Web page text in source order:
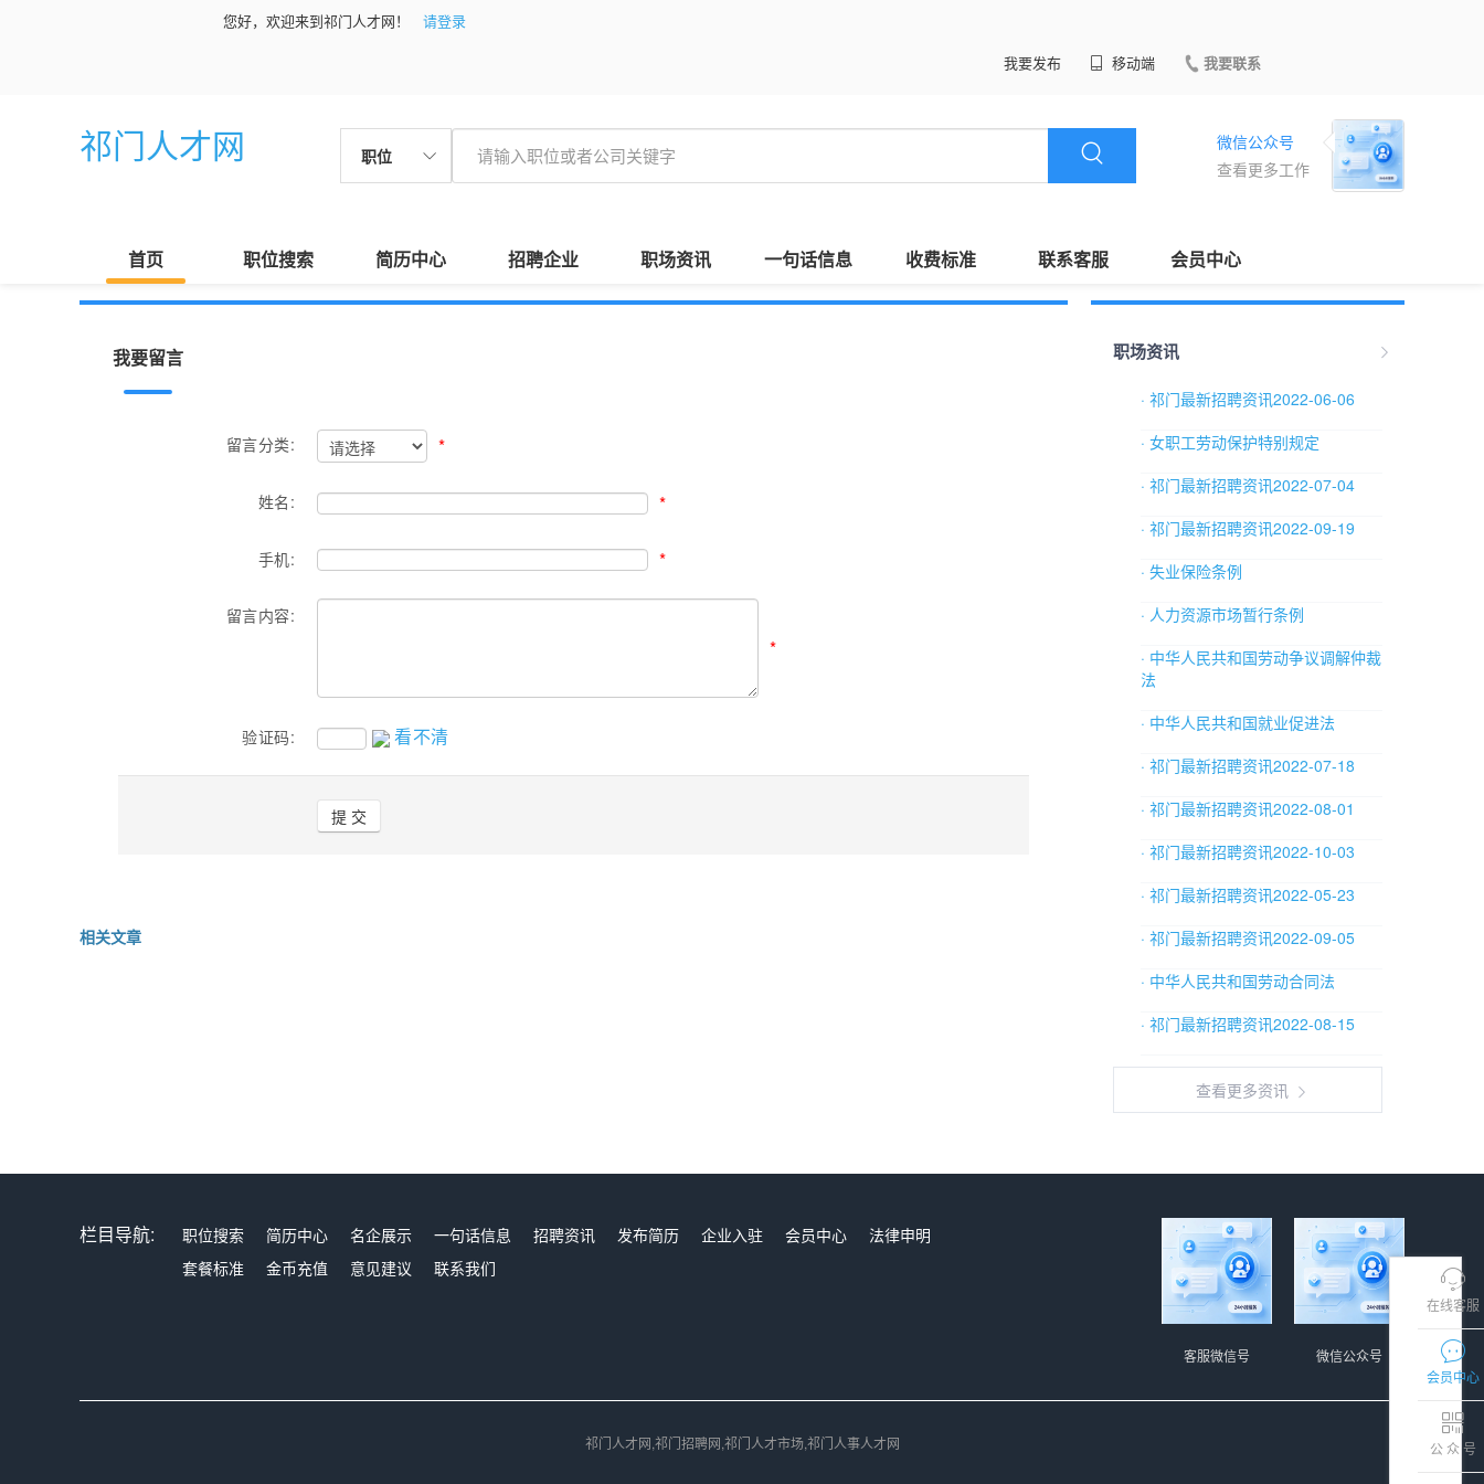
您好，欢迎来到祁门人才网！
请登录
我要发布
移动端 我要联系
祁门人才网 职位
微信公众号
查看更多工作
首页 职位搜索 简历中心 招聘企业 职场资讯 一句话信息 收费标准 联系客服 会员中心
在线客服
会员中心
公 众 号
我要留言
留言分类: *
姓名: *
手机: *
留言内容:
*
验证码: 看不清
相关文章
职场资讯
· 祁门最新招聘资讯2022-06-06
· 女职工劳动保护特别规定
· 祁门最新招聘资讯2022-07-04
· 祁门最新招聘资讯2022-09-19
· 失业保险条例
· 人力资源市场暂行条例
· 中华人民共和国劳动争议调解仲裁
法
· 中华人民共和国就业促进法
· 祁门最新招聘资讯2022-07-18
· 祁门最新招聘资讯2022-08-01
· 祁门最新招聘资讯2022-10-03
· 祁门最新招聘资讯2022-05-23
· 祁门最新招聘资讯2022-09-05
· 中华人民共和国劳动合同法
· 祁门最新招聘资讯2022-08-15
查看更多资讯
栏目导航: 职位搜索 简历中心 名企展示 一句话信息 招聘资讯 发布简历 企业入驻 会员中心
法律申明
套餐标准
金币充值 意见建议 联系我们
微信公众号
客服微信号
祁门人才网,祁门招聘网,祁门人才市场,祁门人事人才网